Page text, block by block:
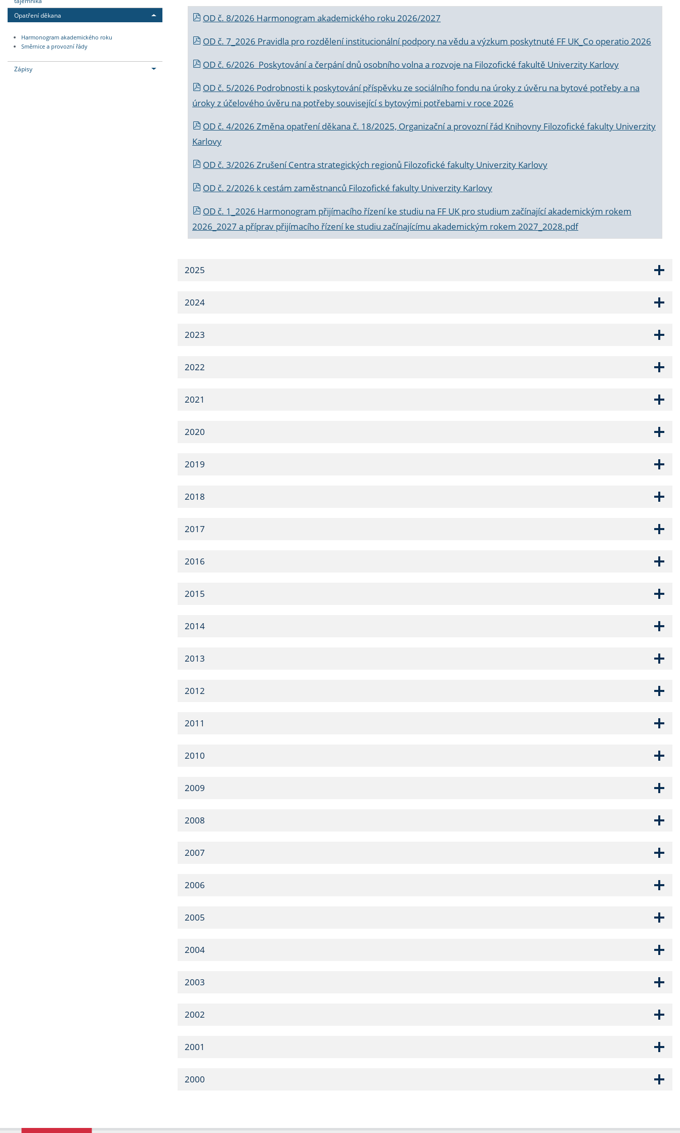
Opatření děkana
Harmonogram akademického roku
Směrnice a provozní řády
Zápisy
OD č. 8/2026 Harmonogram akademického roku 2026/2027
OD č. 7_2026 Pravidla pro rozdělení institucionální podpory na vědu a výzkum poskytnuté FF UK_Co operatio 2026
OD č. 6/2026 Poskytování a čerpání dnů osobního volna a rozvoje na Filozofické fakultě Univerzity Karlovy
OD č. 5/2026 Podrobnosti k poskytování příspěvku ze sociálního fondu na úroky z úvěru na bytové potřeby a na
úroky z účelového úvěru na potřeby související s bytovými potřebami v roce 2026
OD č. 4/2026 Změna opatření děkana č. 18/2025, Organizační a provozní řád Knihovny Filozofické fakulty Univerzity
Karlovy
OD č. 3/2026 Zrušení Centra strategických regionů Filozofické fakulty Univerzity Karlovy
OD č. 2/2026 k cestám zaměstnanců Filozofické fakulty Univerzity Karlovy
OD č. 1_2026 Harmonogram přijímacího řízení ke studiu na FF UK pro studium začínající akademickým rokem
2026_2027 a příprav přijímacího řízení ke studiu začínajícímu akademickým rokem 2027_2028.pdf
2025
2024
2023
2022
2021
2020
2019
2018
2017
2016
2015
2014
2013
2012
2011
2010
2009
2008
2007
2006
2005
2004
2003
2002
2001
2000